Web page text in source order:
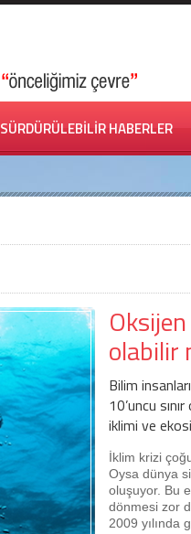
SÜRDÜRÜLEBİLİR HABERLER
olabilir
Bilim
10’uncu
iklimi ve
İklim krizi
Oysa dünya
oluşuyor. Bu
dönmesi zor
2009 yılında